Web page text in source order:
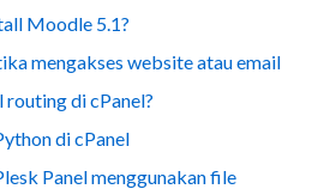
Moodle 5.1?
mengakses website atau email
routing di cPanel?
di cPanel
Panel menggunakan file